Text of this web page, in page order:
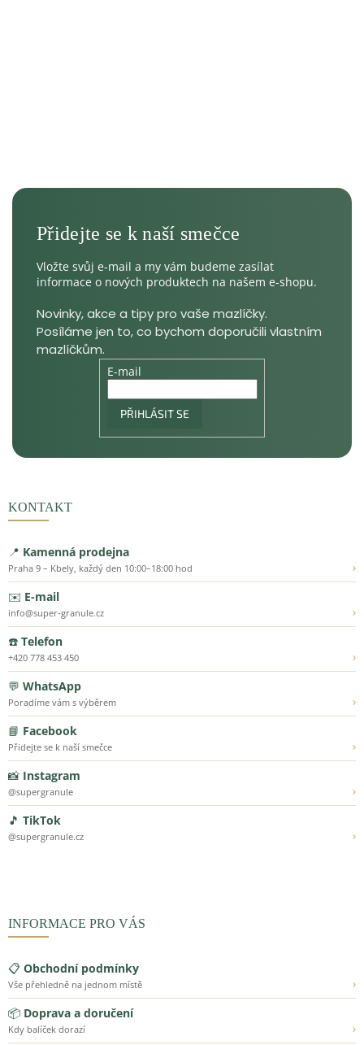
Vložte svůj e-mail a my vám budeme zasílat
informace o nových produktech na našem e-shopu.
E-mail
PŘIHLÁSIT SE
KONTAKT
📍 Kamenná prodejna
Praha 9 – Kbely, každý den 10:00–18:00 hod
›
✉️ E-mail
info@super-granule.cz
›
☎️ Telefon
+420 778 453 450
›
💬 WhatsApp
Poradíme vám s výběrem
›
📘 Facebook
Přidejte se k naší smečce
›
📸 Instagram
@supergranule
›
🎵 TikTok
@supergranule.cz ›
INFORMACE PRO VÁS
📋 Obchodní podmínky
Vše přehledně na jednom místě
›
📦 Doprava a doručení
Kdy balíček dorazí
›